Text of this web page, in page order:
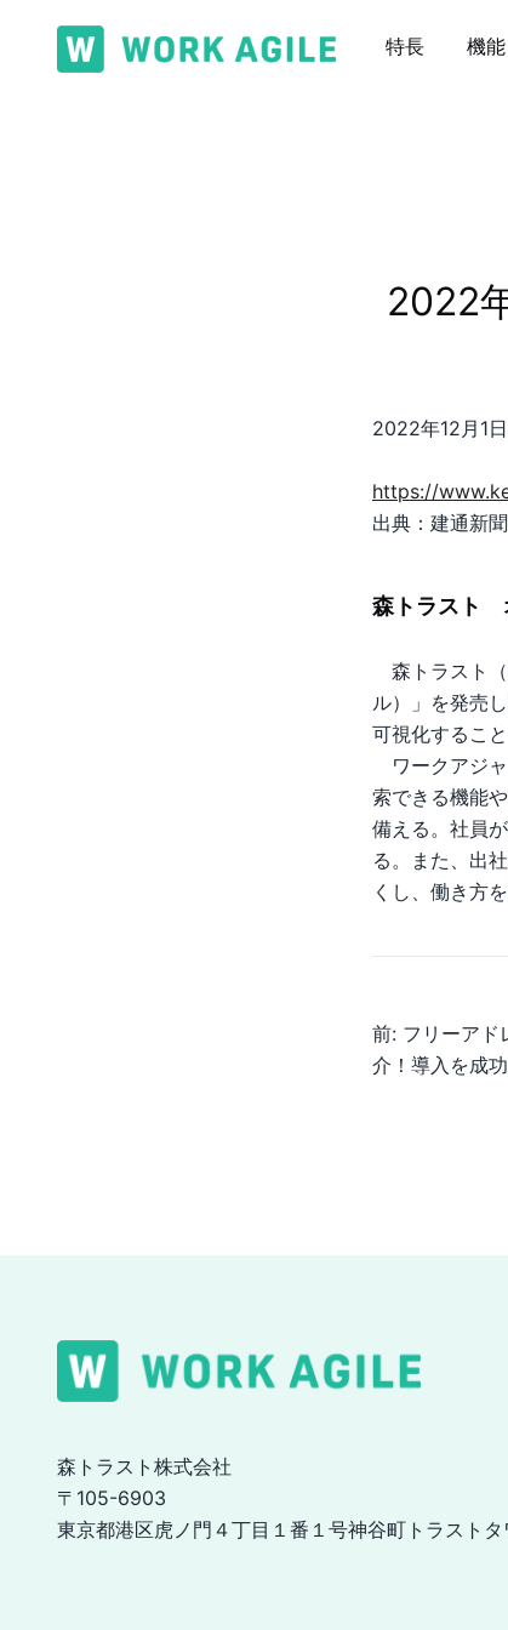
特長 機能
2022
2022年12月1
https://
出典：建通新
森トラスト
森トラスト
ル）」を発売
可視化するこ
ワークアジ
索できる機能
備える。社員
る。また、出
くし、働き方
投
ー
ョ
前: フリーアド
介！導入を成
森トラスト株式会社
〒105-6903
東京都港区虎ノ門４丁目１番１号神谷町トラストタ